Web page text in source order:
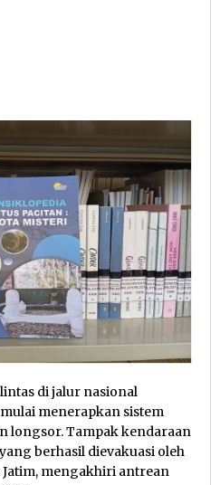
di jalur nasional
menerapkan sistem
longsor. Tampak kendaraan
berhasil dievakuasi oleh
mengakhiri antrean